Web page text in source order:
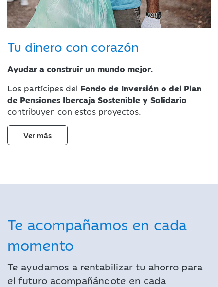
Tu dinero con corazón
Ayudar a construir un mundo mejor.
Los partícipes del Fondo de Inversión o del Plan
de Pensiones Ibercaja Sostenible y Solidario
contribuyen con estos proyectos.
Ver más
Te acompañamos en cada
momento
Te ayudamos a rentabilizar tu ahorro para
el futuro acompañándote en cada